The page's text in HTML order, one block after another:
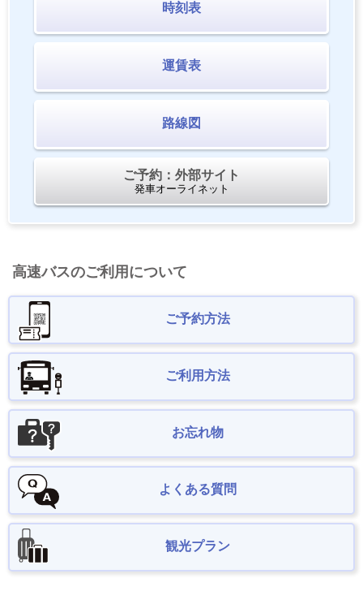
時刻表
運賃表
路線図
ご予約：外部サイト
発車オーライネット
高速バスのご利用について
ご予約方法
ご利用方法
お忘れ物
よくある質問
観光プラン